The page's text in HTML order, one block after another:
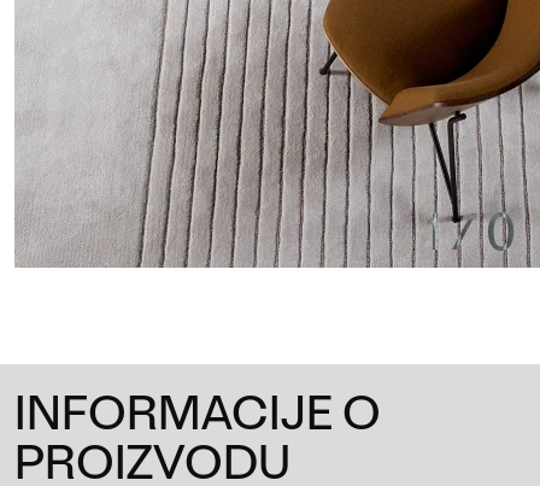
1/0
INFORMACIJE O
PROIZVODU